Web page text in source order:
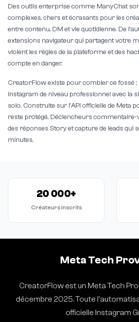
Des outils enterprise comme ManyChat
complexes, chers et écrasants pour les
entre contenu, DM et vie quotidienne. De
extensions navigateur qui partagent votre
violent les règles de la plateforme et des
compte en danger.
CreatorFlow existe pour combler ce fossé
Instagram de niveau professionnel avec la
solo. Construite sur l'API officielle de Meta
reste protégé. Déclencheurs
des réponses Story et capture de leads qui
minutes.
20 000+
Créateurs inscrits
Meta Tech
CreatorFlow est un Meta Tech
décembre 2025. Toute
officielle Instagram